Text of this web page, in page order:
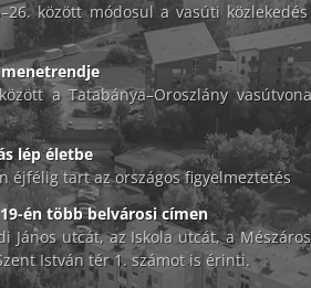
között módosul a vasúti
a Tatabánya–Oroszlány
lép életbe
éjfélig tart az országos figyelmeztetés
én több belvárosi címen
János utcát, az Iskola utcát, a
István tér 1. számot is érinti.